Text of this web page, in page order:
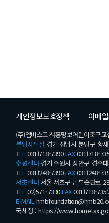
개인정보보호정책 이메
(주)엠비스포츠[홍명보어린이축구교
분당사무실 경기 성남시 분당구 황
TEL031)718-7390FAX031)718-
수원센터 경기 수원시 장안구 경수
TEL031)248-7390FAX031)248-
서초센터 서울 서초구 남부순환로
TEL02)571-7390FAX031)718-7352
E-MAIL
국세청 : https://